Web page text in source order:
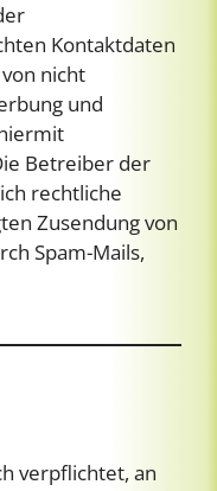
Kontaktdaten
nicht
und
Betreiber der
rechtliche
Zusendung von
Spam-Mails,
verpflichtet, an